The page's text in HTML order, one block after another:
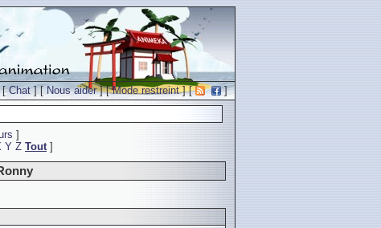
[Chat] [Nous aider] [Mode restreint] [ ]
]
Y Z Tout]